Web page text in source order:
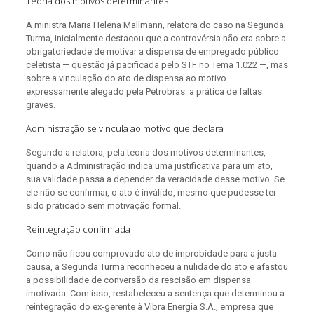
A ministra Maria Helena Mallmann, relatora do caso na Segunda
Turma, inicialmente destacou que a controvérsia não era sobre a
obrigatoriedade de motivar a dispensa de empregado público
celetista — questão já pacificada pelo STF no Tema 1.022 —, mas
sobre a vinculação do ato de dispensa ao motivo
expressamente alegado pela Petrobras: a prática de faltas
graves.
Administração se vincula ao motivo que declara
Segundo a relatora, pela teoria dos motivos determinantes,
quando a Administração indica uma justificativa para um ato,
sua validade passa a depender da veracidade desse motivo. Se
ele não se confirmar, o ato é inválido, mesmo que pudesse ter
sido praticado sem motivação formal.
Reintegração confirmada
Como não ficou comprovado ato de improbidade para a justa
causa, a Segunda Turma reconheceu a nulidade do ato e afastou
a possibilidade de conversão da rescisão em dispensa
imotivada. Com isso, restabeleceu a sentença que determinou a
reintegração do ex-gerente à Vibra Energia S.A., empresa que